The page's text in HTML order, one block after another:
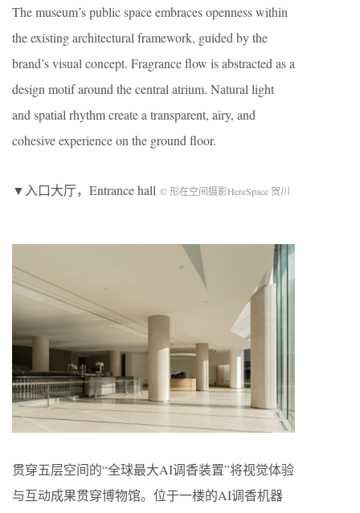
The museum’s public space embraces openness within
the existing architectural framework, guided by the
brand’s visual concept. Fragrance flow is abstracted as a
design motif around the central atrium. Natural light
and spatial rhythm create a transparent, airy, and
cohesive experience on the ground floor.
▼入口大厅，Entrance hall © 形在空间摄影HereSpace 贺川
贯穿五层空间的“全球最大AI调香装置”将视觉体验
与互动成果贯穿博物馆。位于一楼的AI调香机器